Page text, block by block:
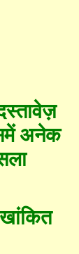
ज़
अनेक